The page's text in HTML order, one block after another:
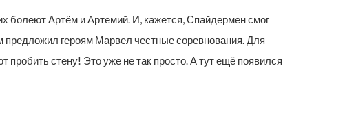
болеют Артём и Артемий. И, кажется, Спайдермен смог
предложил героям Марвел честные соревнования. Для
стену! Это уже не так просто. А тут ещё появился